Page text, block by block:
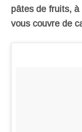
pâtes de fruits, à
vous couvre de